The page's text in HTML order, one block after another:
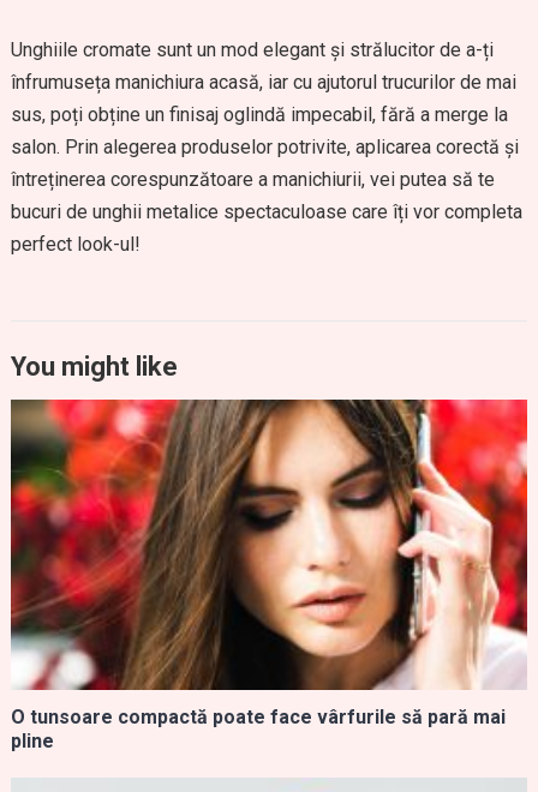
Unghiile cromate sunt un mod elegant și strălucitor de a-ți
înfrumuseța manichiura acasă, iar cu ajutorul trucurilor de mai
sus, poți obține un finisaj oglindă impecabil, fără a merge la
salon. Prin alegerea produselor potrivite, aplicarea corectă și
întreținerea corespunzătoare a manichiurii, vei putea să te
bucuri de unghii metalice spectaculoase care îți vor completa
perfect look-ul!
You might like
O tunsoare compactă poate face vârfurile să pară mai
pline